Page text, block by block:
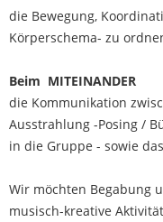
die Bewegung,
Körperschema- zu
Beim MITEINANDER
die Kommunikation
Ausstrahlung -Posing /
in die Gruppe - sowie
Wir möchten Begabung
musisch-kreative